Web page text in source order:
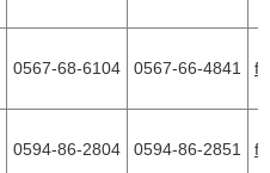
0567-68-6104 0567-66-4841
0594-86-2804 0594-86-2851